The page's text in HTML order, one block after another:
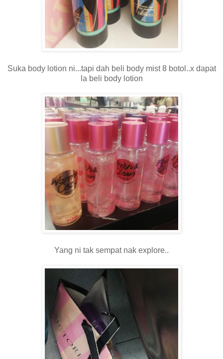
Suka body lotion ni...tapi dah beli body mist 8 botol..x dapat
la beli body lotion
Yang ni tak sempat nak explore..